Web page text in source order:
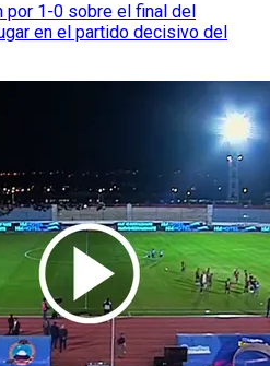
por 1-0 sobre el final del
en el partido decisivo del